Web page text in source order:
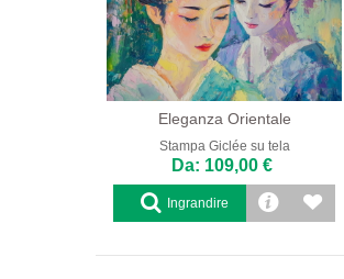
Eleganza Orientale
Stampa Giclée su tela
Da: 109,00 €
Ingrandire